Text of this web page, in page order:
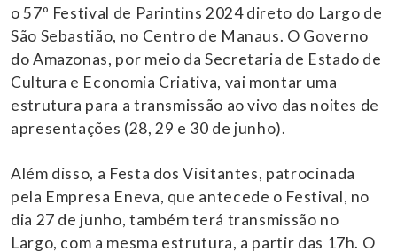
o 57º Festival de Parintins 2024 direto do Largo de
São Sebastião, no Centro de Manaus. O Governo
do Amazonas, por meio da Secretaria de Estado de
Cultura e Economia Criativa, vai montar uma
estrutura para a transmissão ao vivo das noites de
apresentações (28, 29 e 30 de junho).
Além disso, a Festa dos Visitantes, patrocinada
pela Empresa Eneva, que antecede o Festival, no
dia 27 de junho, também terá transmissão no
Largo, com a mesma estrutura, a partir das 17h. O